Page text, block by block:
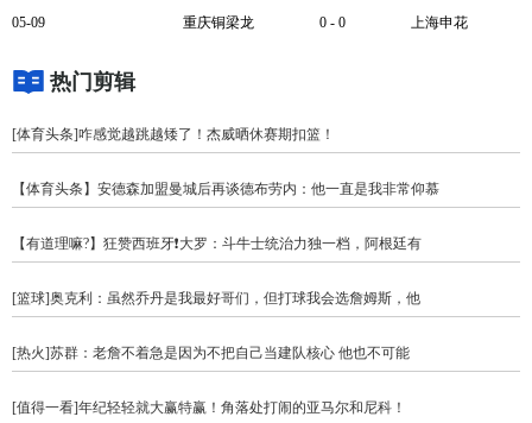
05-09 重庆铜梁龙 0 - 0 上海申花
热门剪辑
[体育头条]咋感觉越跳越矮了！杰威晒休赛期扣篮！
【体育头条】安德森加盟曼城后再谈德布劳内：他一直是我非常仰慕
【有道理嘛?】狂赞西班牙❗大罗：斗牛士统治力独一档，阿根廷有
[篮球]奥克利：虽然乔丹是我最好哥们，但打球我会选詹姆斯，他
[热火]苏群：老詹不着急是因为不把自己当建队核心 他也不可能
[值得一看]年纪轻轻就大赢特赢！角落处打闹的亚马尔和尼科！